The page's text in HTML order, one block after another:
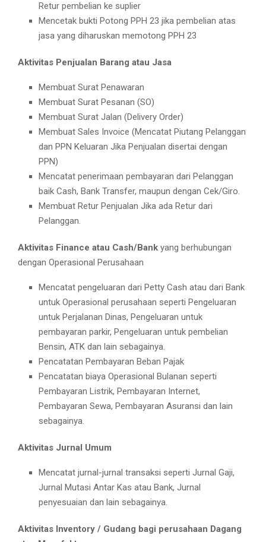
Retur pembelian ke suplier
Mencetak bukti Potong PPH 23 jika pembelian atas
jasa yang diharuskan memotong PPH 23
Aktivitas Penjualan Barang atau Jasa
Membuat Surat Penawaran
Membuat Surat Pesanan (SO)
Membuat Surat Jalan (Delivery Order)
Membuat Sales Invoice (Mencatat Piutang Pelanggan
dan PPN Keluaran Jika Penjualan disertai dengan
PPN)
Mencatat penerimaan pembayaran dari Pelanggan
baik Cash, Bank Transfer, maupun dengan Cek/Giro.
Membuat Retur Penjualan Jika ada Retur dari
Pelanggan.
Aktivitas Finance atau Cash/Bank yang berhubungan
dengan Operasional Perusahaan
Mencatat pengeluaran dari Petty Cash atau dari Bank
untuk Operasional perusahaan seperti Pengeluaran
untuk Perjalanan Dinas, Pengeluaran untuk
pembayaran parkir, Pengeluaran untuk pembelian
Bensin, ATK dan lain sebagainya.
Pencatatan Pembayaran Beban Pajak
Pencatatan biaya Operasional Bulanan seperti
Pembayaran Listrik, Pembayaran Internet,
Pembayaran Sewa, Pembayaran Asuransi dan lain
sebagainya.
Aktivitas Jurnal Umum
Mencatat jurnal-jurnal transaksi seperti Jurnal Gaji,
Jurnal Mutasi Antar Kas atau Bank, Jurnal
penyesuaian dan lain sebagainya.
Aktivitas Inventory / Gudang bagi perusahaan Dagang